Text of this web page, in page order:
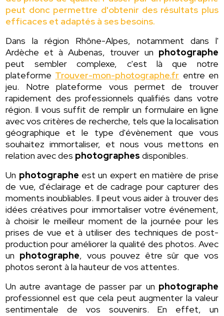
peut donc permettre d'obtenir des résultats plus
efficaces et adaptés à ses besoins.
Dans la région Rhône-Alpes, notamment dans l'
Ardèche et à Aubenas, trouver un photographe
peut sembler complexe, c'est là que notre
plateforme Trouver-mon-photographe.fr entre en
jeu. Notre plateforme vous permet de trouver
rapidement des professionnels qualifiés dans votre
région. Il vous suffit de remplir un formulaire en ligne
avec vos critères de recherche, tels que la localisation
géographique et le type d'évènement que vous
souhaitez immortaliser, et nous vous mettons en
relation avec des photographes disponibles.
Un photographe est un expert en matière de prise
de vue, d'éclairage et de cadrage pour capturer des
moments inoubliables. Il peut vous aider à trouver des
idées créatives pour immortaliser votre événement,
à choisir le meilleur moment de la journée pour les
prises de vue et à utiliser des techniques de post-
production pour améliorer la qualité des photos. Avec
un photographe, vous pouvez être sûr que vos
photos seront à la hauteur de vos attentes.
Un autre avantage de passer par un photographe
professionnel est que cela peut augmenter la valeur
sentimentale de vos souvenirs. En effet, un